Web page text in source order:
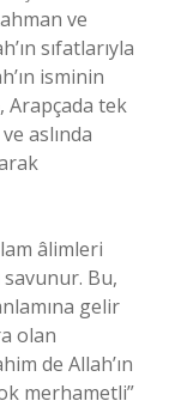
ve
sıfatlarıyla
isminin
Arapçada tek
aslında
âlimleri
savunur. Bu,
gelir
olan
de Allah’ın
merhametli”